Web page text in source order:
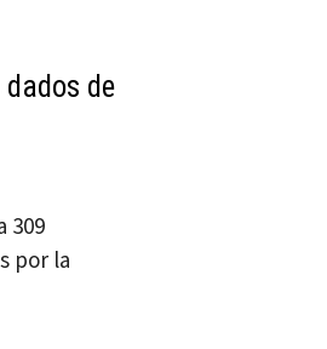
de
309
por la